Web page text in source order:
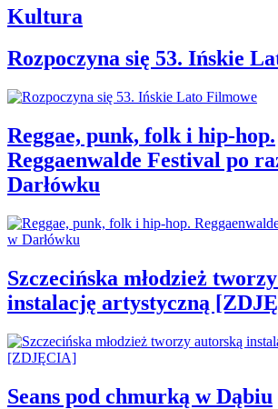
Kultura
Rozpoczyna się 53. Ińskie
Reggae, punk, folk i hip-hop.
Reggaenwalde Festival po
Darłówku
Szczecińska młodzież
instalację artystyczną
Seans pod chmurką w Dąbiu